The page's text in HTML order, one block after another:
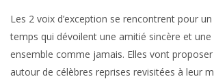
Les 2 voix d’exception se rencontrent pour
temps qui dévoilent une amitié sincère et
ensemble comme jamais. Elles vont
autour de célèbres reprises revisitées à leur